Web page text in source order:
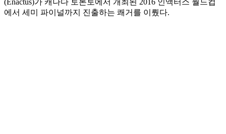
(Enactus)가 캐나다 토론토에서 개최된 2016 인액터스 월드컵
에서 세미 파이널까지 진출하는 쾌거를 이뤘다.